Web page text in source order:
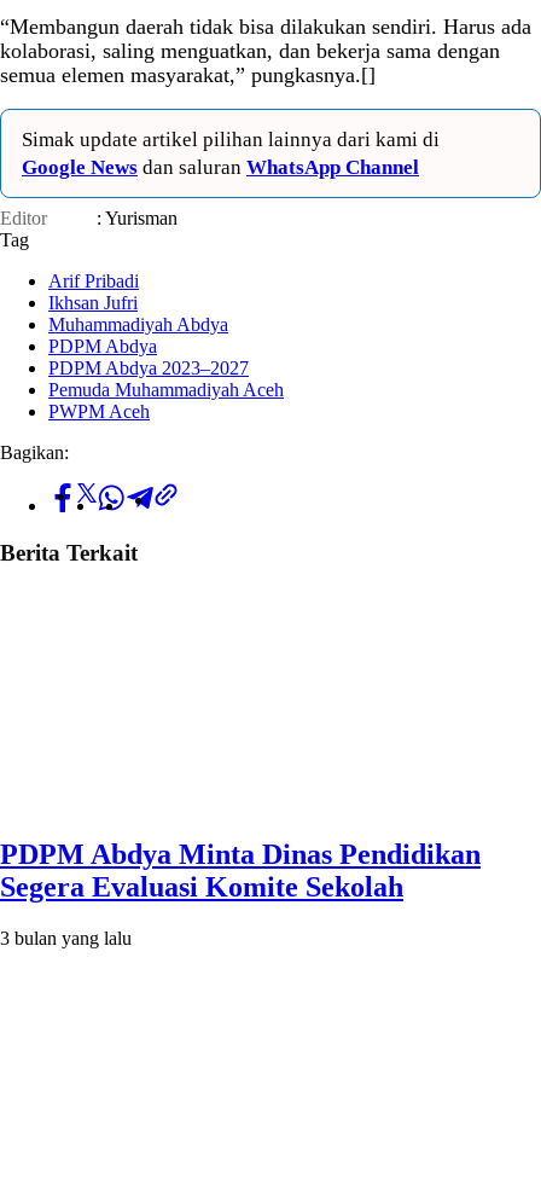
“Membangun daerah tidak bisa dilakukan sendiri. Harus ada
kolaborasi, saling menguatkan, dan bekerja sama dengan
semua elemen masyarakat,” pungkasnya.[]
Simak update artikel pilihan lainnya dari kami di
Google News dan saluran WhatsApp Channel
Editor
: Yurisman
Tag
Arif Pribadi
Ikhsan Jufri
Muhammadiyah Abdya
PDPM Abdya
PDPM Abdya 2023–2027
Pemuda Muhammadiyah Aceh
PWPM Aceh
Bagikan:
Berita Terkait
PDPM Abdya Minta Dinas Pendidikan
Segera Evaluasi Komite Sekolah
3 bulan yang lalu